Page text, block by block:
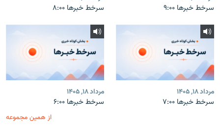
سرخط خبرها ۹:۰۰ سرخط خبرها ۸:۰۰
مرداد ۱۸, ۱۴۰۵
سرخط خبرها ۷:۰۰
مرداد ۱۸, ۱۴۰۵
سرخط خبرها ۶:۰۰
از همین مجموعه